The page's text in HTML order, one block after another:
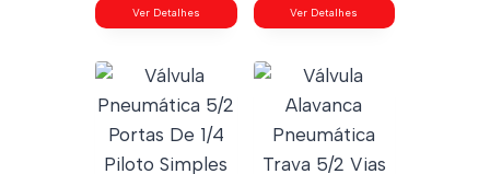
Ver Detalhes Ver Detalhes